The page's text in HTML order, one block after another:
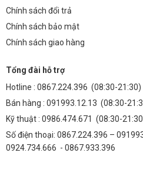
Chính sách đổi trả
Chính sách bảo mật
Chính sách giao hàng
Tổng đài hỗ trợ
Hotline : 0867.224.396 (08:30-21:30)
Bán hàng : 091993.12.13 (08:30-
Kỹ thuật : 0986.474.671 (08:30-
Số điện thoại: 0867.224.396 –
0924.734.666 - 0867.933.396